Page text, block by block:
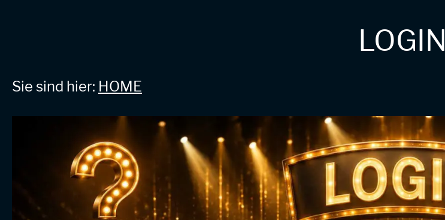
LOGIN
Sie sind hier: HOME